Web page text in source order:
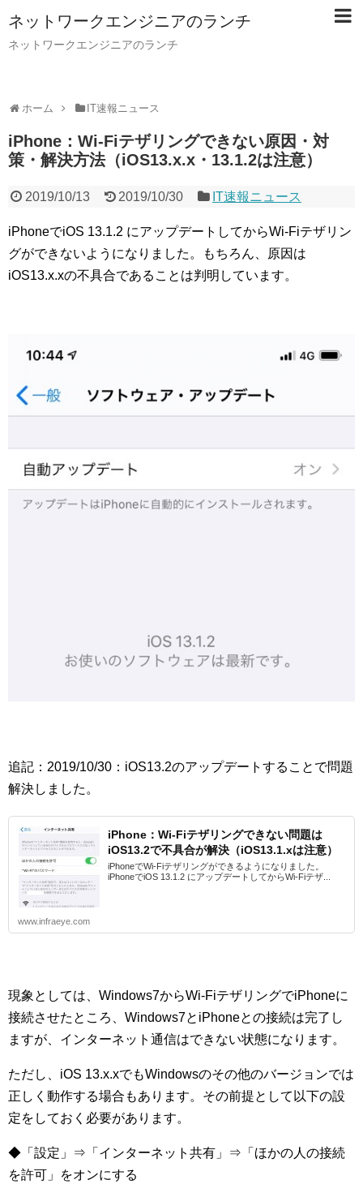
ネットワークエンジニアのランチ
ネットワークエンジニアのランチ
ホーム IT速報ニュース
iPhone：Wi-Fiテザリングできない原因・対
策・解決方法（iOS13.x.x・13.1.2は注意）
2019/10/13 2019/10/30 IT速報ニュース
iPhoneでiOS 13.1.2 にアップデートしてからWi-Fiテザリン
グができないようになりました。もちろん、原因は
iOS13.x.xの不具合であることは判明しています。
追記：2019/10/30：iOS13.2のアップデートすることで問題
解決しました。
iPhone：Wi-Fiテザリングできない問題は
iOS13.2で不具合が解決（iOS13.1.xは注意）
iPhoneでWi-Fiテザリングができるようになりました。
iPhoneでiOS 13.1.2 にアップデートしてからWi-Fiテザ...
www.infraeye.com
現象としては、Windows7からWi-FiテザリングでiPhoneに
接続させたところ、Windows7とiPhoneとの接続は完了し
ますが、インターネット通信はできない状態になります。
ただし、iOS 13.x.xでもWindowsのその他のバージョンでは
正しく動作する場合もあります。その前提として以下の設
定をしておく必要があります。
◆「設定」⇒「インターネット共有」⇒「ほかの人の接続
を許可」をオンにする